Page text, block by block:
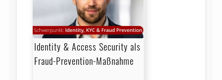
Identity & Access Security als
Fraud-Prevention-Maßnahme